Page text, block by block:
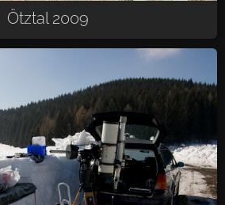
Ötztal 2009